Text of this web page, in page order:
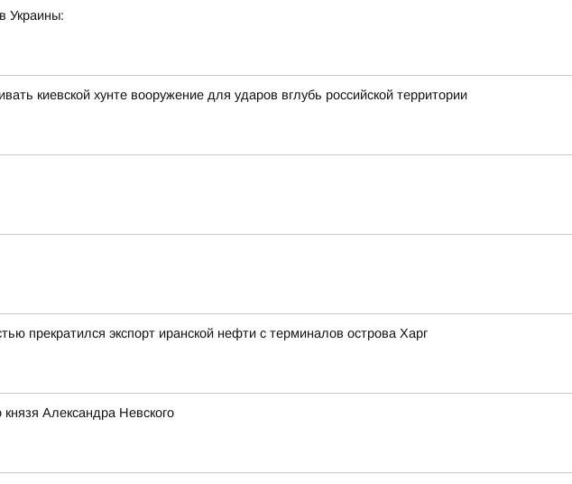
Украины:
киевской хунте вооружение для ударов вглубь российской территории
прекратился экспорт иранской нефти с терминалов острова Харг
Александра Невского